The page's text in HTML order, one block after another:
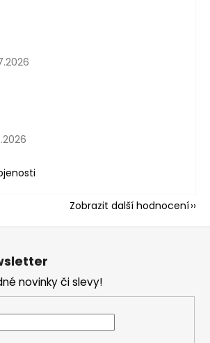
obchodu je 5 z 5 hvězdiček.
obchodu je 5 z 5 hvězdiček.
Zobrazit další hodnocení
novinky či slevy!